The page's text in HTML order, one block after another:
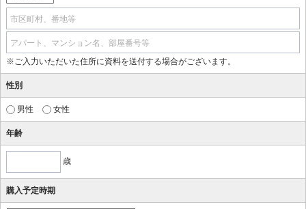
市区町村、番地等
アパート、マンション名、部屋番号等
※ご入力いただいた住所に資料を送付する場合がございます。
性別
男性 女性
年齢
歳
購入予定時期